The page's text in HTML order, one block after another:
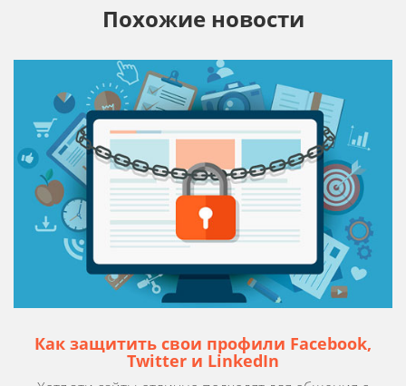
Похожие новости
Как защитить свои профили Facebook,
Twitter и LinkedIn